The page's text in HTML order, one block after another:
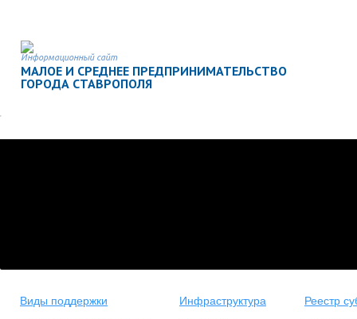
Информационный сайт
МАЛОЕ И СРЕДНЕЕ ПРЕДПРИНИМАТЕЛЬСТВО
ГОРОДА СТАВРОПОЛЯ
Виды поддержки Инфраструктура
Реестр